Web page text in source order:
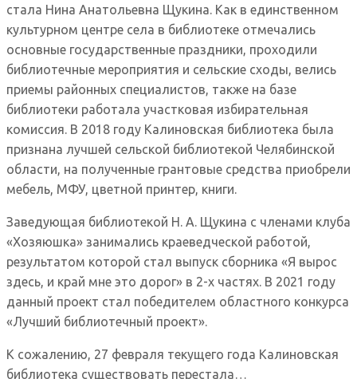
стала Нина Анатольевна Щукина. Как в единственном
культурном центре села в библиотеке отмечались
основные государственные праздники, проходили
библиотечные мероприятия и сельские сходы, велись
приемы районных специалистов, также на базе
библиотеки работала участковая избирательная
комиссия. В 2018 году Калиновская библиотека была
признана лучшей сельской библиотекой Челябинской
области, на полученные грантовые средства приобрели
мебель, МФУ, цветной принтер, книги.
Заведующая библиотекой Н. А. Щукина с членами клуба
«Хозяюшка» занимались краеведческой работой,
результатом которой стал выпуск сборника «Я вырос
здесь, и край мне это дорог» в 2-х частях. В 2021 году
данный проект стал победителем областного конкурса
«Лучший библиотечный проект».
К сожалению, 27 февраля текущего года Калиновская
библиотека существовать перестала…